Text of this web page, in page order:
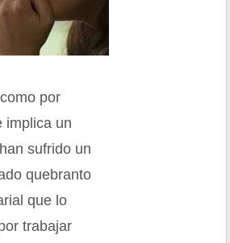
por
implica un
sufrido un
quebranto
que lo
trabajar